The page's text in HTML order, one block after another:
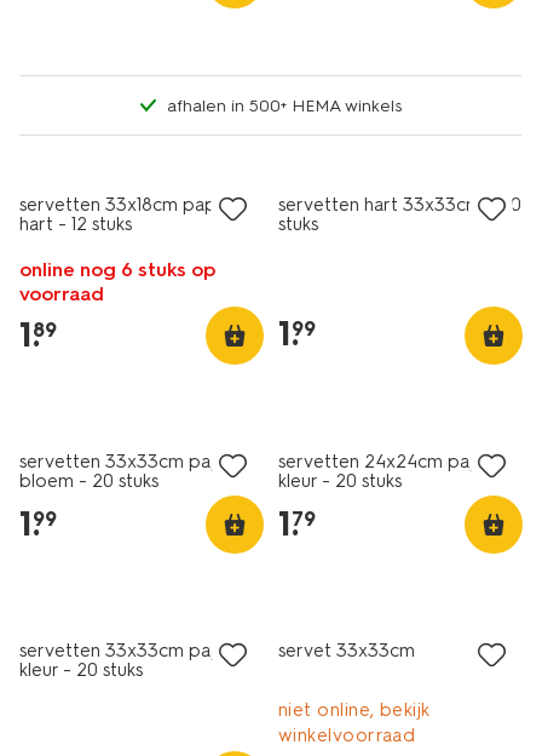
afhalen in 500+ HEMA winkels
servetten 33x18cm papier
hart - 12 stuks
online nog 6 stuks op
voorraad
1.
89
servetten hart 33x33cm - 20
stuks
1.
99
servetten 33x33cm papier
bloem - 20 stuks
1.
99
servetten 24x24cm papier
kleur - 20 stuks
1.
79
servetten 33x33cm papier
kleur - 20 stuks
servet 33x33cm
niet online, bekijk
winkelvoorraad